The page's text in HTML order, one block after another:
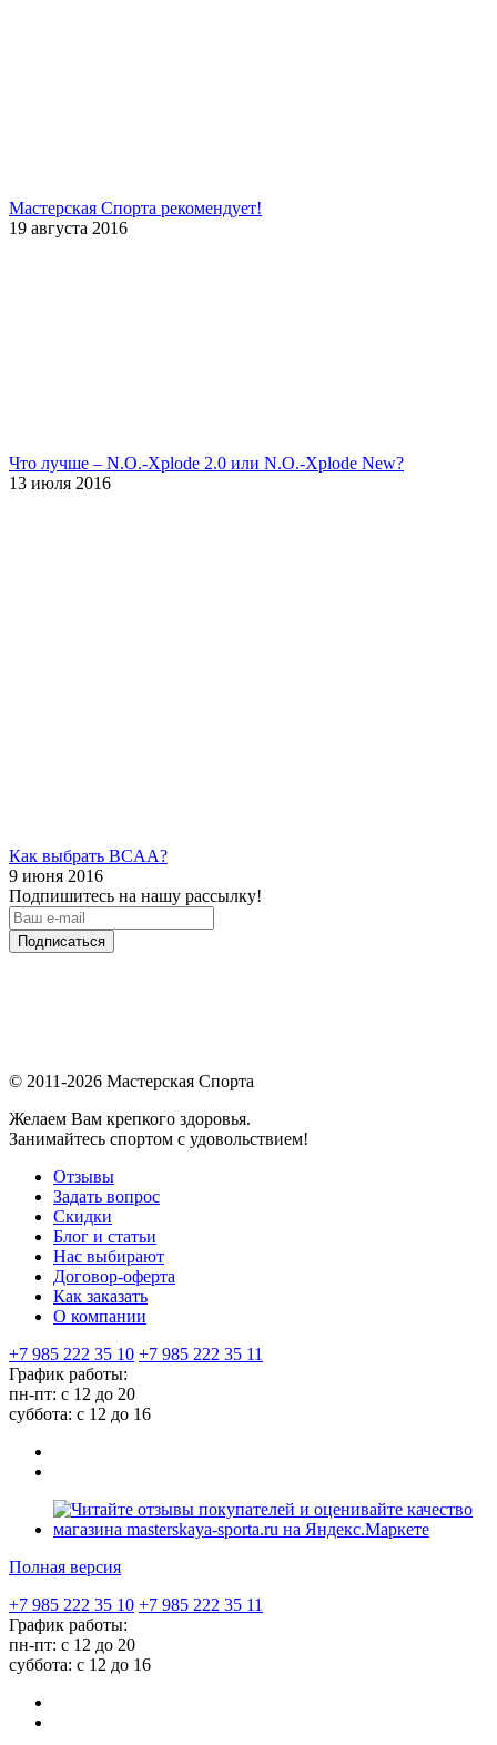
Мастерская Спорта рекомендует!
19 августа 2016
Что лучше – N.O.-Xplode 2.0 или N.O.-Xplode New?
13 июля 2016
Как выбрать BCAA?
9 июня 2016
Подпишитесь на нашу рассылку!
Подписаться
© 2011-2026 Мастерская Спорта
Желаем Вам крепкого здоровья.
Занимайтесь спортом с удовольствием!
Отзывы
Задать вопрос
Скидки
Блог и статьи
Нас выбирают
Договор-оферта
Как заказать
О компании
+7 985 222 35 10 +7 985 222 35 11
График работы:
пн-пт: с 12 до 20
суббота: c 12 до 16
Полная версия
+7 985 222 35 10 +7 985 222 35 11
График работы:
пн-пт: с 12 до 20
суббота: c 12 до 16